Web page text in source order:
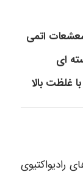
اتمی
ای
غلظت بالا
رادیواکتیوی